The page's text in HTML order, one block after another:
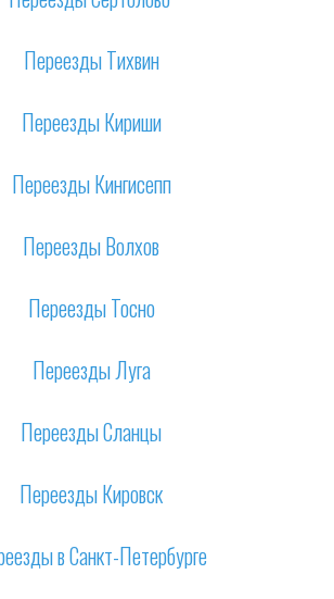
Переезды Тихвин
Переезды Кириши
Переезды Кингисепп
Переезды Волхов
Переезды Тосно
Переезды Луга
Переезды Сланцы
Переезды Кировск
в Санкт-Петербурге